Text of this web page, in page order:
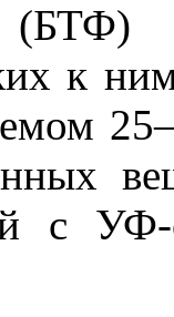
к
с УФ-